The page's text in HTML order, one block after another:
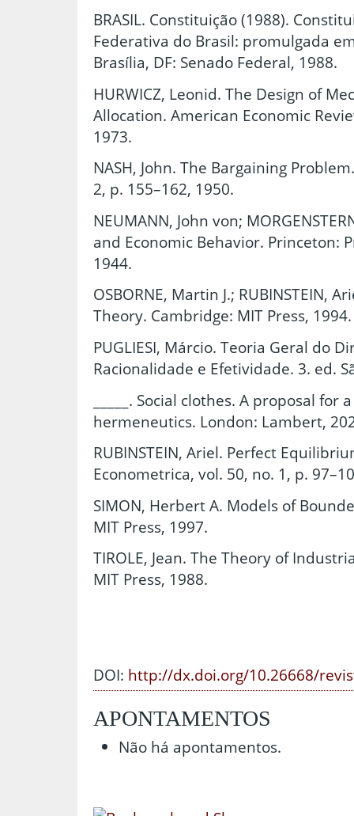
BRASIL. Constituição (1988).
Federativa do Brasil: promulgada
Brasília, DF: Senado Federal, 1988.
HURWICZ, Leonid. The Design of
Allocation. American Economic
1973.
NASH, John. The Bargaining
2, p. 155–162, 1950.
NEUMANN, John von;
and Economic Behavior. Princeton:
1944.
OSBORNE, Martin J.; RUBINSTEIN,
Theory. Cambridge: MIT Press, 1994.
PUGLIESI, Márcio. Teoria Geral do
Racionalidade e Efetividade. 3. ed.
_____. Social clothes. A proposal
hermeneutics. London: Lambert,
RUBINSTEIN, Ariel. Perfect
Econometrica, vol. 50, no. 1, p.
SIMON, Herbert A. Models of
MIT Press, 1997.
TIROLE, Jean. The Theory of
MIT Press, 1988.
DOI: http://dx.doi.org/10.26668/
APONTAMENTOS
Não há apontamentos.